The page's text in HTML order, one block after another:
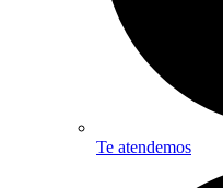
Te atendemos